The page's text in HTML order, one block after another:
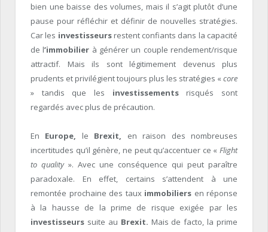
bien une baisse des volumes, mais il s’agit plutôt d’une
pause pour réfléchir et définir de nouvelles stratégies.
Car les investisseursrestent confiants dans la capacité
de l’immobilier à générer un couple rendement/risque
attractif. Mais ils sont légitimement devenus plus
prudents et privilégient toujours plus les stratégies «core
» tandis que les investissementsrisqués sont
regardés avec plus de précaution.
En Europe, le Brexit, en raison des nombreuses
incertitudes qu’il génère, ne peut qu’accentuer ce « Flight
to quality ». Avec une conséquence qui peut paraître
paradoxale. En effet, certains s’attendent à une
remontée prochaine des tauximmobiliers en réponse
à la hausse de la prime de risque exigée par les
investisseurs suite au Brexit. Mais de facto, la prime